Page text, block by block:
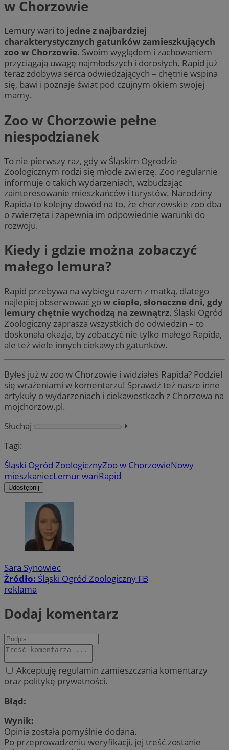
w Chorzowie
Lemury wari to jedne z najbardziej
charakterystycznych gatunków zamieszkujących
zoo w Chorzowie. Swoim wyglądem i zachowaniem
przyciągają uwagę najmłodszych i dorosłych. Rapid już
teraz zdobywa serca odwiedzających – chętnie wspina
się, bawi i poznaje świat pod czujnym okiem swojej
mamy.
Zoo w Chorzowie pełne
niespodzianek
To nie pierwszy raz, gdy w Śląskim Ogrodzie
Zoologicznym rodzi się młode zwierzę. Zoo regularnie
informuje o takich wydarzeniach, wzbudzając
zainteresowanie mieszkańców i turystów. Narodziny
Rapida to kolejny dowód na to, że chorzowskie zoo dba
o zwierzęta i zapewnia im odpowiednie warunki do
rozwoju.
Kiedy i gdzie można zobaczyć
małego lemura?
Rapid przebywa na wybiegu razem z matką, dlatego
najlepiej obserwować gow ciepłe, słoneczne dni, gdy
lemury chętnie wychodzą na zewnątrz. Śląski Ogród
Zoologiczny zaprasza wszystkich do odwiedzin – to
doskonała okazja, by zobaczyć nie tylko małego Rapida,
ale też wiele innych ciekawych gatunków.
Byłeś już w zoo w Chorzowie i widziałeś Rapida? Podziel
się wrażeniami w komentarzu! Sprawdź też nasze inne
artykuły o wydarzeniach i ciekawostkach z Chorzowa na
mojchorzow.pl.
Słuchaj
⏵︎
Tagi:
Śląski Ogród ZoologicznyZoo w ChorzowieNowy
mieszkaniecLemur wariRapid
Udostępnij
Sara Synowiec
Źródło: Śląski Ogród Zoologiczny FB
reklama
Dodaj komentarz
Akceptuję regulamin zamieszczania komentarzy
oraz politykę prywatności.
Błąd:
Wynik:
Opinia została pomyślnie dodana.
Po przeprowadzeniu weryfikacji, jej treść zostanie